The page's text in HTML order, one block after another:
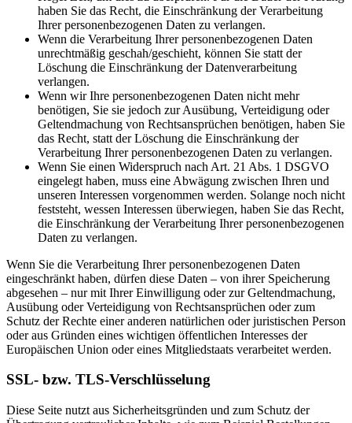
haben Sie das Recht, die Einschränkung der Verarbeitung
Ihrer personenbezogenen Daten zu verlangen.
Wenn die Verarbeitung Ihrer personenbezogenen Daten
unrechtmäßig geschah/geschieht, können Sie statt der
Löschung die Einschränkung der Datenverarbeitung
verlangen.
Wenn wir Ihre personenbezogenen Daten nicht mehr
benötigen, Sie sie jedoch zur Ausübung, Verteidigung oder
Geltendmachung von Rechtsansprüchen benötigen, haben Sie
das Recht, statt der Löschung die Einschränkung der
Verarbeitung Ihrer personenbezogenen Daten zu verlangen.
Wenn Sie einen Widerspruch nach Art. 21 Abs. 1 DSGVO
eingelegt haben, muss eine Abwägung zwischen Ihren und
unseren Interessen vorgenommen werden. Solange noch nicht
feststeht, wessen Interessen überwiegen, haben Sie das Recht,
die Einschränkung der Verarbeitung Ihrer personenbezogenen
Daten zu verlangen.
Wenn Sie die Verarbeitung Ihrer personenbezogenen Daten
eingeschränkt haben, dürfen diese Daten – von ihrer Speicherung
abgesehen – nur mit Ihrer Einwilligung oder zur Geltendmachung,
Ausübung oder Verteidigung von Rechtsansprüchen oder zum
Schutz der Rechte einer anderen natürlichen oder juristischen Person
oder aus Gründen eines wichtigen öffentlichen Interesses der
Europäischen Union oder eines Mitgliedstaats verarbeitet werden.
SSL- bzw. TLS-Verschlüsselung
Diese Seite nutzt aus Sicherheitsgründen und zum Schutz der